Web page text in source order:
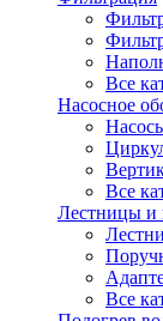
Все
Насосное
Все
Лестницы и
Все